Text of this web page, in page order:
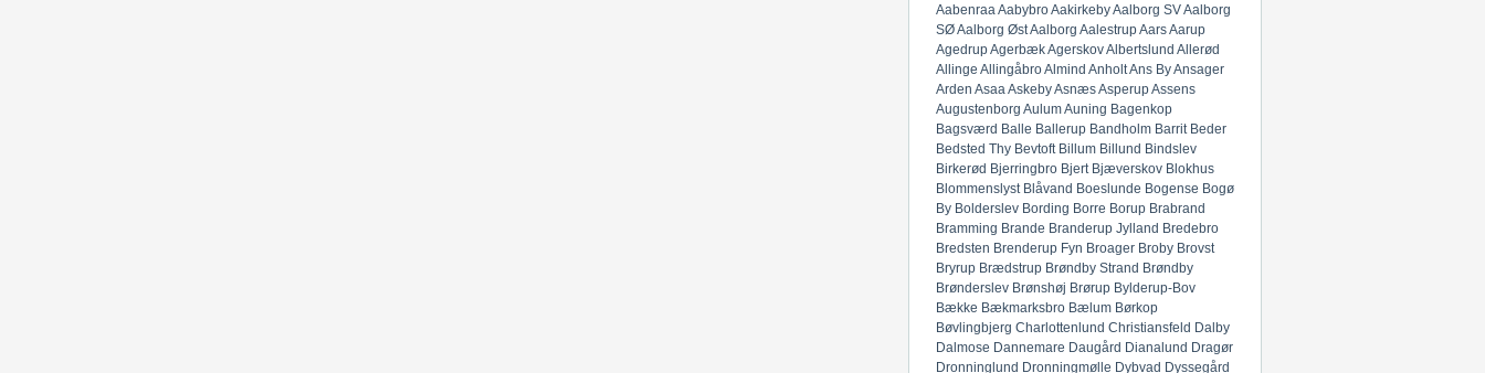
AabenraaAabybroAakirkebyAalborg SVAalborg
SØAalborg ØstAalborg AalestrupAarsAarup
AgedrupAgerbækAgerskovAlbertslund Allerød
Allinge AllingåbroAlmind AnholtAns ByAnsager
Arden AsaaAskebyAsnæsAsperupAssens
Augustenborg AulumAuning Bagenkop
Bagsværd Balle Ballerup Bandholm Barrit Beder
Bedsted Thy Bevtoft Billum Billund Bindslev
Birkerød Bjerringbro Bjert Bjæverskov Blokhus
Blommenslyst Blåvand Boeslunde Bogense Bogø
By Bolderslev Bording Borre Borup Brabrand
Bramming Brande Branderup Jylland Bredebro
Bredsten Brenderup Fyn Broager Broby Brovst
Bryrup Brædstrup Brøndby Strand Brøndby
Brønderslev Brønshøj Brørup Bylderup-Bov
Bække Bækmarksbro Bælum Børkop
Bøvlingbjerg Charlottenlund Christiansfeld Dalby
Dalmose Dannemare Daugård Dianalund Dragør
Dronninglund Dronningmølle Dybvad Dyssegård